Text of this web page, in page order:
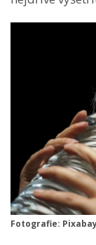
Fotografie: